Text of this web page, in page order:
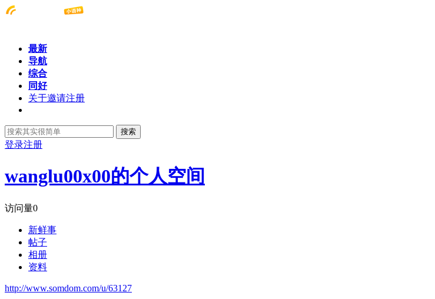
最新
导航
综合
同好
关于邀请注册
搜索
登录注册
wanglu00x00的个人空间
访问量0
新鲜事
帖子
相册
资料
http://www.somdom.com/u/63127